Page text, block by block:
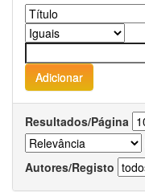
Resultados/Página
Autores/Registo